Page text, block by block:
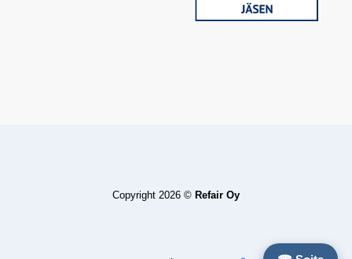
Copyright 2026 © Refair Oy